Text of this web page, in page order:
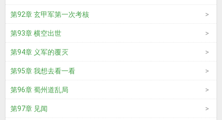
第92章 玄甲军第一次考核
第93章 横空出世
第94章 义军的覆灭
第95章 我想去看一看
第96章 蜀州道乱局
第97章 见闻